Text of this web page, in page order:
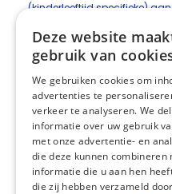
(kinderleeftijd specifieke)
palliatieve zorg bij
kinderpalliatieve zorg, de
ontwikkelingen rondom de
later stadium bevinden.
gepresenteerd in het
te vinden zijn in de richtlijn
van de zorg geheel anders.
Het is dan ook van groot
de palliatieve fase de
inhoud en organisatie van
Deze website
gebruik van
We gebruiken cookies om
advertenties te
verkeer te analyseren. We
informatie over uw gebruik
met onze advertentie- en
die deze kunnen combineren
informatie die u aan hen
die zij hebben verzameld